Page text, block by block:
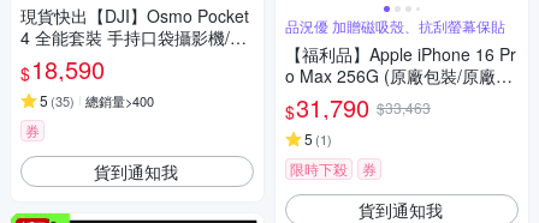
現貨快出【DJI】Osmo Pocket
4 全能套裝 手持口袋攝影機/相
機 ｜旗艦高畫質｜多種底片濾
鏡
$18,590
5 (35) 總銷量>400
券
貨到通知我
品況優 加贈磁吸殼、抗刮螢幕保貼
【福利品】Apple iPhone 16 Pr
o Max 256G (原廠包裝/原廠零
件) 智慧手機 加贈豪禮
$31,790 $33,463
5 (1)
限時下殺 券
貨到通知我